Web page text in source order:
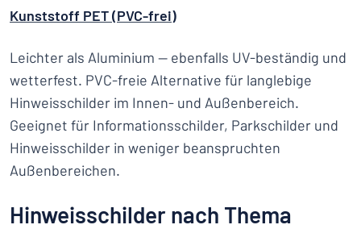
Kunststoff PET (PVC-frei)
Leichter als Aluminium — ebenfalls UV-beständig und
wetterfest. PVC-freie Alternative für langlebige
Hinweisschilder im Innen- und Außenbereich.
Geeignet für Informationsschilder, Parkschilder und
Hinweisschilder in weniger beanspruchten
Außenbereichen.
Hinweisschilder nach Thema